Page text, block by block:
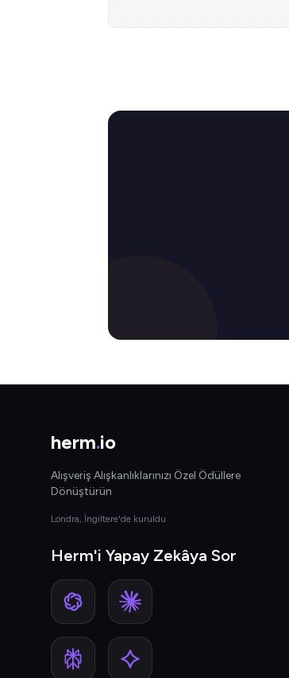
herm.io
Alışveriş Alışkanlıklarınızı Özel Ödüllere
Dönüştürün
Londra, İngiltere'de kuruldu
Herm'i Yapay Zekâya Sor